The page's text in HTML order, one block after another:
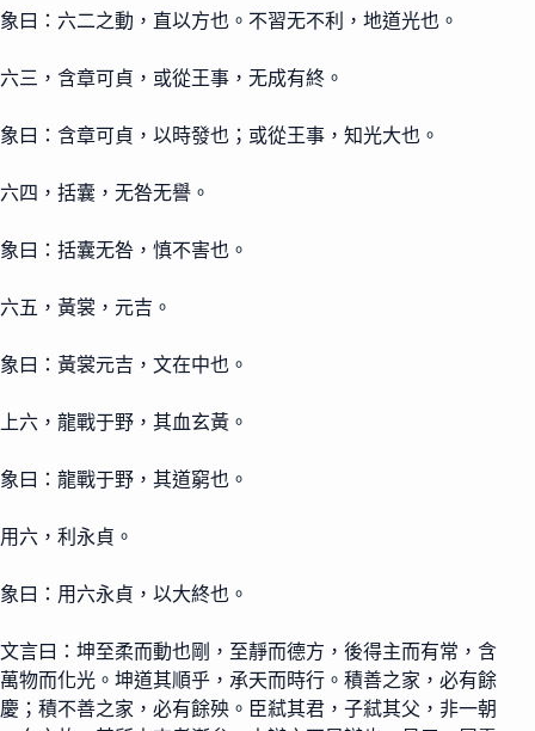
象曰：六二之動，直以方也。不習无不利，地道光也。
六三，含章可貞，或從王事，无成有終。
象曰：含章可貞，以時發也；或從王事，知光大也。
六四，括囊，无咎无譽。
象曰：括囊无咎，慎不害也。
六五，黃裳，元吉。
象曰：黃裳元吉，文在中也。
上六，龍戰于野，其血玄黃。
象曰：龍戰于野，其道窮也。
用六，利永貞。
象曰：用六永貞，以大終也。
文言曰：坤至柔而動也剛，至靜而德方，後得主而有常，含
萬物而化光。坤道其順乎，承天而時行。積善之家，必有餘
慶；積不善之家，必有餘殃。臣弒其君，子弒其父，非一朝